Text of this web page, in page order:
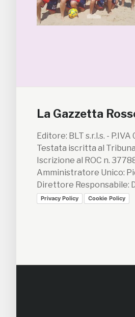
La Gazzetta
Editore: BLT s.r.l.s. -
Testata iscritta al
Iscrizione al ROC n.
Amministratore Unico:
Direttore Responsabile:
Privacy Policy Cookie Policy